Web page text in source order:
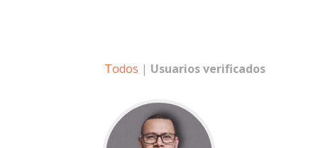
Todos | Usuarios verificados